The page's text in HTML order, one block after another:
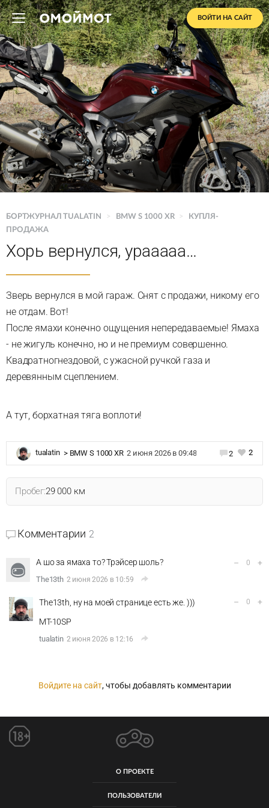
ВОЙТИ НА САЙТ
БОРТЖУРНАЛ TUALATIN > BMW S 1000 XR >
КУПЛЯ-
ПРОДАЖА
Хорь вернулся, урааааа…
Зверь вернулся в мой гараж. Снят с продажи, никому его
не отдам. Вот!
После ямахи конечно ощущения непередаваемые! Ямаха
- не жигуль конечно, но и не премиум совершенно.
Квадратногнездовой, с ужасной ручкой газа и
деревянным сцеплением.
А тут, борхатная тяга воплоти!
tualatin > BMW S 1000 XR 2 июня 2026 в 09:48 2 2
Пробег:29 000 км
Комментарии 2
А шо за ямаха то? Трэйсер шоль?
The13th 2 июня 2026 в 10:59
– 0 +
The13th, ну на моей странице есть же. )))
MT-10SP
tualatin 2 июня 2026 в 12:16
– 0 +
Войдите на сайт, чтобы добавлять комментарии
О ПРОЕКТЕ
ПОЛЬЗОВАТЕЛИ